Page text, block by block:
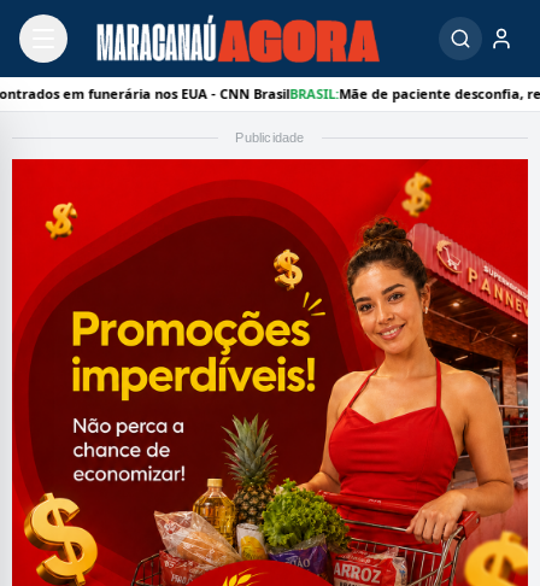
nos EUA - CNN BrasilBRASIL:Mãe de paciente desconfia, reúne
Publicidade